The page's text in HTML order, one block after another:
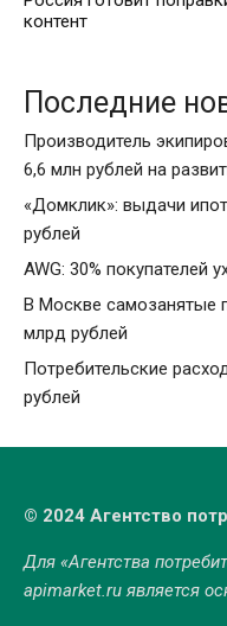
контент
Последние
Производитель
6,6 млн рублей на
«Домклик»: выдачи
рублей
AWG: 30% покупателей
В Москве самозанятые
млрд рублей
Потребительские
рублей
© 2024 Агентство
Для «Агентства
apimarket.ruявляется